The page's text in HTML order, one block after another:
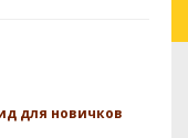
для новичков